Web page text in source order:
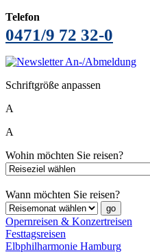
Telefon
0471/9 72 32-0
Schriftgröße anpassen
A
A
Wohin möchten Sie reisen?
Wann möchten Sie reisen?
Opernreisen & Konzertreisen
Festtagsreisen
Elbphilharmonie Hamburg